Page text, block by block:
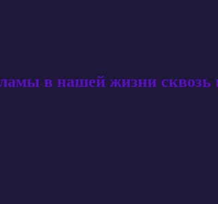
в нашей жизни сквозь